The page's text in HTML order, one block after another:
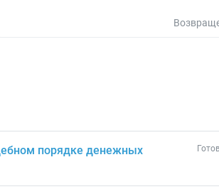
порядке денежных